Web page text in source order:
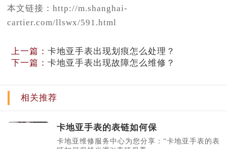
本文链接：http://m.shanghai-
cartier.com/llswx/591.html
上一篇：卡地亚手表出现划痕怎么处理？
下一篇：卡地亚手表出现故障怎么维修？
相关推荐
卡地亚手表的表链如何保
卡地亚维修服务中心为您分享：“卡地亚手表的表